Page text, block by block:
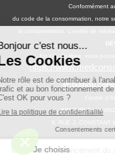
Conformément
du code de la consommation, notre
la consommation. L'entité de
En cas de litige, vous
https://
MEDIATION
IMMEUBLE
3, RUE J. CONSTANT
Création et référencement du